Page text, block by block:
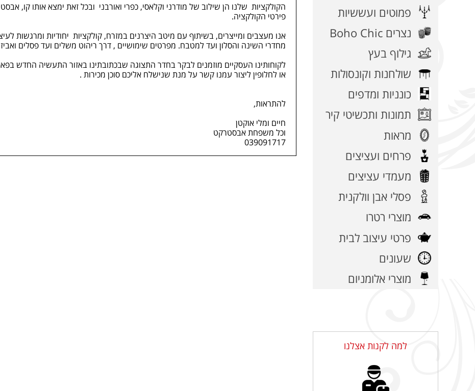
פמוטים ועששיות
נצרים Boho Chic
גילוף בעץ
שולחנות וקונסולות
כונניות ומדפים
תמונות ותכשיטי קיר
מראות
פרחים ועציצים
מעמדי עציצים
פסלי אבן וולקנית
מוצרי רטרו
פרטי עיצוב לבית
שעונים
מוצרי אלומניום
למה לקנות אצלנו
הקולקציות שלנו הן שילוב של מודרני וקלאסי, כפרי ואורבני ובכל זאת ימצא אותו קו,
פירטי הקולקציה.
אנו מעצבים ומייצרים, בשיתוף עם מיטב היצרנים במזרח, קולקציות יחודיות ומרגשות
מחדרי השינה והסלון ועד למטבח. מפרטים שימושיים , דרך ריהוט משלים ועד פסלים
לקוחותינו העסקיים מוזמנים לבקר בחדר התצוגה שבכתובתינו באזור התעשיה החדש
או לחלופין ליצור עמנו קשר על מנת שנישלח אליכם סוכן מכירות .
להתראות,
חיים ומלי אוקטן
וכל משפחת אבסטרקט
039091717